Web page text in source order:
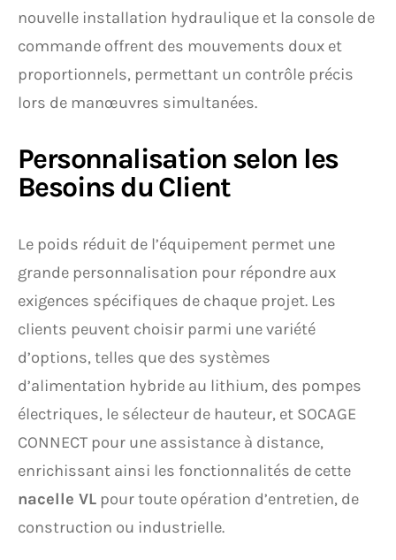
nouvelle installation hydraulique et la console de
commande offrent des mouvements doux et
proportionnels, permettant un contrôle précis
lors de manœuvres simultanées.
Personnalisation selon les
Besoins du Client
Le poids réduit de l’équipement permet une
grande personnalisation pour répondre aux
exigences spécifiques de chaque projet. Les
clients peuvent choisir parmi une variété
d’options, telles que des systèmes
d’alimentation hybride au lithium, des pompes
électriques, le sélecteur de hauteur, et SOCAGE
CONNECT pour une assistance à distance,
enrichissant ainsi les fonctionnalités de cette
nacelle VL pour toute opération d’entretien, de
construction ou industrielle.